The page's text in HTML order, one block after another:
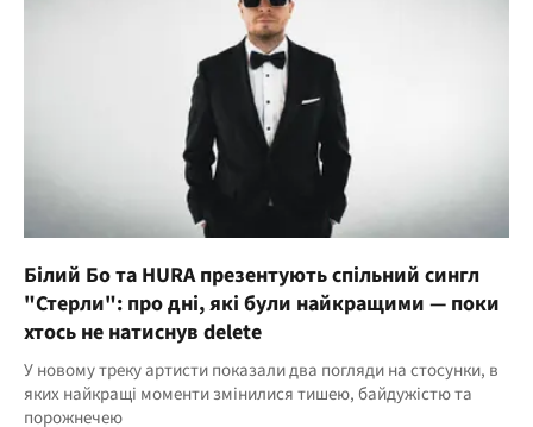
Білий Бо та HURA презентують спільний сингл
"Стерли": про дні, які були найкращими — поки
хтось не натиснув delete
У новому треку артисти показали два погляди на стосунки, в
яких найкращі моменти змінилися тишею, байдужістю та
порожнечею